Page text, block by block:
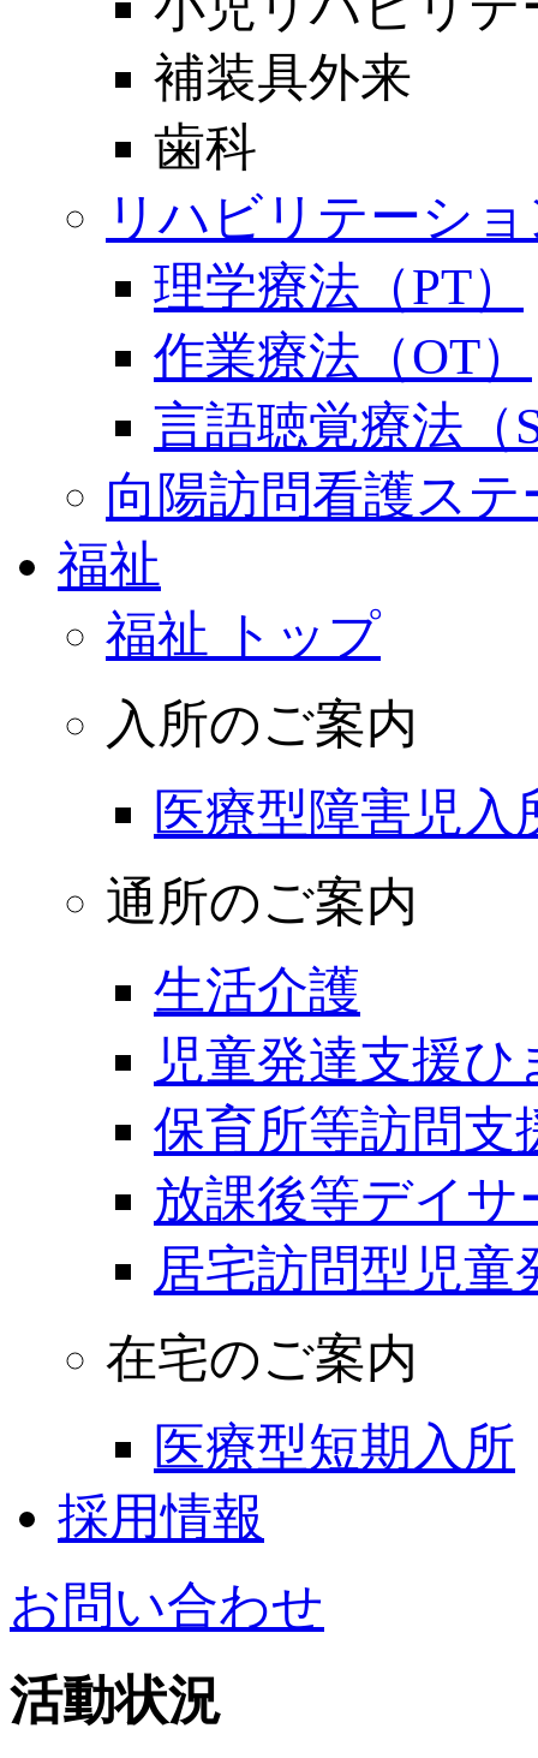
補装具外来
歯科
リハビリテーシ
理学療法（PT）
作業療法（OT）
言語聴覚療法（
向陽訪問看護ス
福祉
福祉 トップ
入所のご案内
医療型障害児
通所のご案内
生活介護
児童発達支援ひ
保育所等訪問支
放課後等デイサ
居宅訪問型児童
在宅のご案内
医療型短期入所
採用情報
お問い合わせ
活動状況